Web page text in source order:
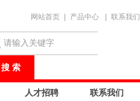
网站首页 产品中心 联系我们
人才招聘 联系我们